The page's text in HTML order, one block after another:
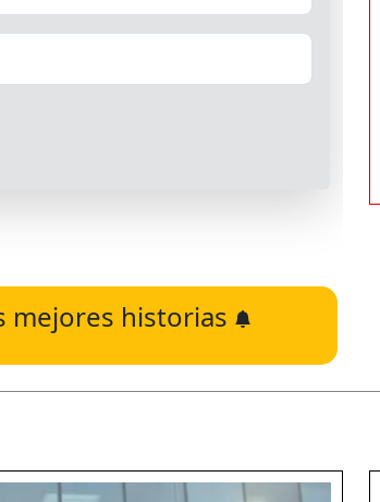
mejores historias